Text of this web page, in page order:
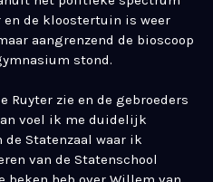
en de kloostertuin is weer
aangrenzend de bioscoop
stond.
zie en de gebroeders
voel ik me duidelijk
Statenzaal waar ik
van de Statenschool